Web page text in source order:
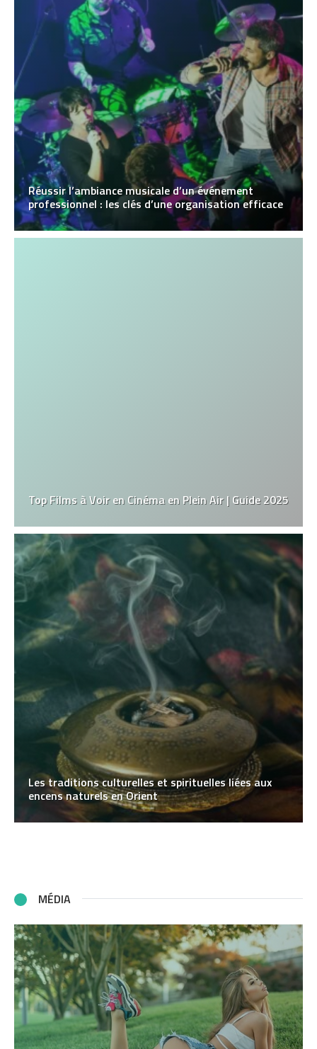
Réussir l’ambiance musicale d’un événement
professionnel : les clés d’une organisation efficace
Top Films à Voir en Cinéma en Plein Air | Guide 2025
Les traditions culturelles et spirituelles liées aux
encens naturels en Orient
MÉDIA